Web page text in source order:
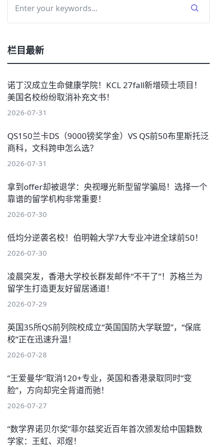
栏目最新
诺丁汉成立生命健康学院！KCL 27fall新增硕士项目！
美国名校纷纷取消补充文书！
2026-07-31
QS150兰卡DS（9000镑奖学金）VS QS前50布里斯托泛
商科，文科跨申怎么选？
2026-07-31
拿到offer却被退学：央视曝光新型留学骗局！选择一个
靠谱的留学机构非常重要！
2026-07-30
低均分逆袭名校！伯明翰大学7大专业冲进全球前50！
2026-07-30
凌晨突发，香港大学校长群发邮件“不干了”！苏格兰为
留学生打造更友好留居通道！
2026-07-29
英国35所QS前列院校成立“英国国防大学联盟”，“保底
校”正在迅速升温！
2026-07-28
“王爱曼华”取消120+专业，英国和香港录取同时“变
脸”，方向却完全背道而驰！
2026-07-27
“数学界诺贝尔奖”菲尔兹奖近百年首次颁发给中国籍数
学家：王虹、邓煜！